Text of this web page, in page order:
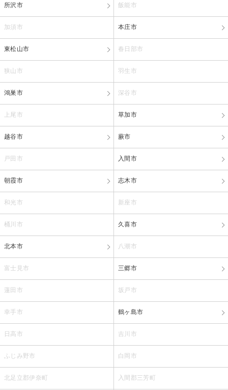
所沢市 飯能市
加須市 本庄市
東松山市 春日部市
狭山市 羽生市
鴻巣市 深谷市
上尾市 草加市
越谷市 蕨市
戸田市 入間市
朝霞市 志木市
和光市 新座市
桶川市 久喜市
北本市 八潮市
富士見市 三郷市
蓮田市 坂戸市
幸手市 鶴ヶ島市
日高市 吉川市
ふじみ野市 白岡市
北足立郡伊奈町 入間郡三芳町